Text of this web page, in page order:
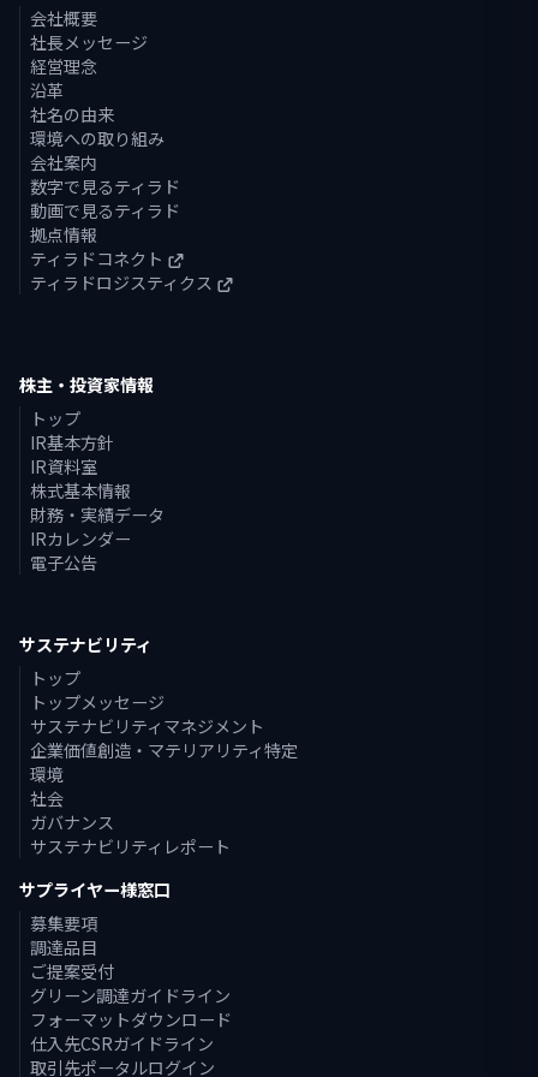
会社概要
社長メッセージ
経営理念
沿革
社名の由来
環境への取り組み
会社案内
数字で見るティラド
動画で見るティラド
拠点情報
ティラドコネクト
ティラドロジスティクス
株主・投資家情報
トップ
IR基本方針
IR資料室
株式基本情報
財務・実績データ
IRカレンダー
電子公告
サステナビリティ
トップ
トップメッセージ
サステナビリティマネジメント
企業価値創造・マテリアリティ特定
環境
社会
ガバナンス
サステナビリティレポート
サプライヤー様窓口
募集要項
調達品目
ご提案受付
グリーン調達ガイドライン
フォーマットダウンロード
仕入先CSRガイドライン
取引先ポータルログイン